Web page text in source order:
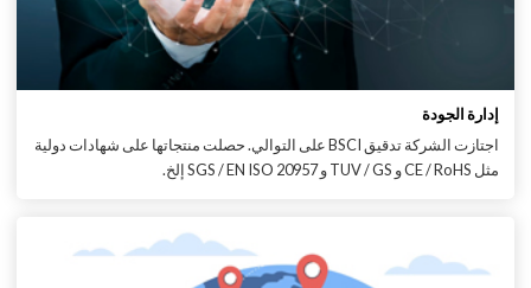
إدارة الجودة
اجتازت الشركة تدقيق BSCI على التوالي. حصلت منتجاتها على شهادات دولية
مثل CE / RoHS و TUV / GS و SGS / EN ISO 20957 إلخ.